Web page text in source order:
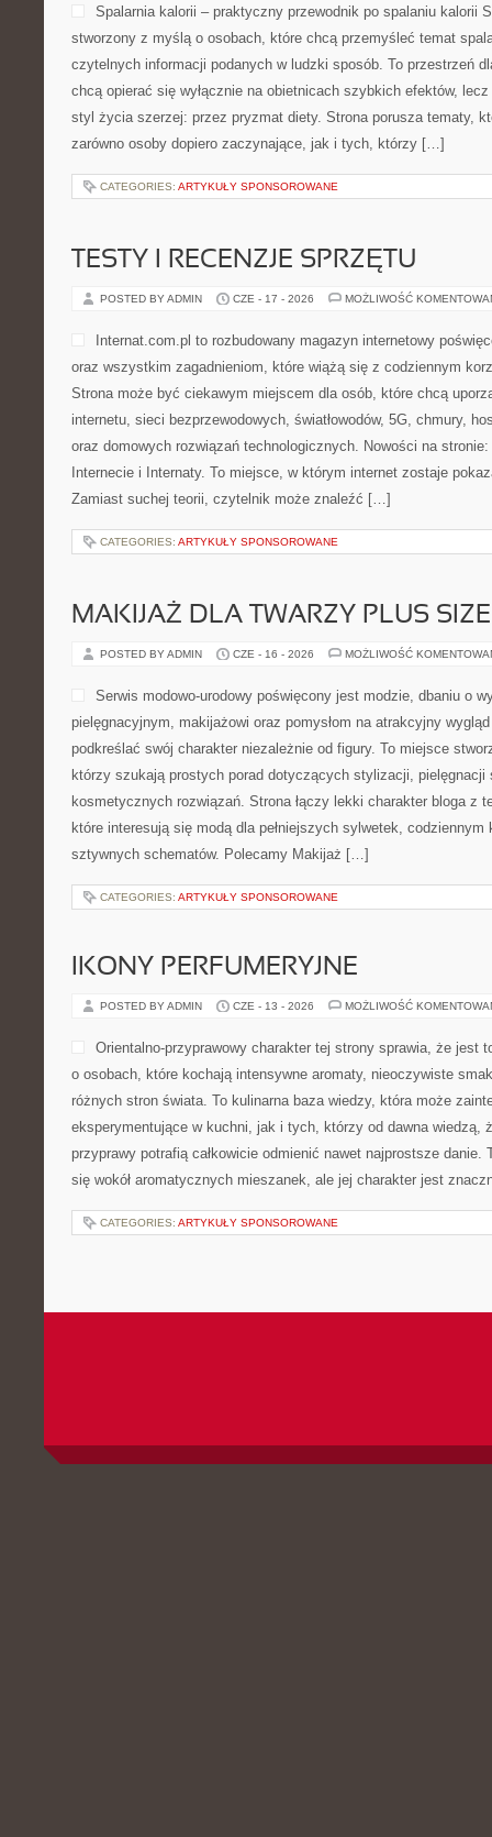
Spalarnia kalorii – praktyczny przewodnik po spalaniu kalorii
stworzony z myślą o osobach, które chcą przemyśleć temat
czytelnych informacji podanych w ludzki sposób. To przestrzeń
chcą opierać się wyłącznie na obietnicach szybkich efektów,
styl życia szerzej: przez pryzmat diety. Strona porusza tematy,
zarówno osoby dopiero zaczynające, jak i tych, którzy […]
CATEGORIES: ARTYKUŁY SPONSOROWANE
TESTY I RECENZJE SPRZĘTU
POSTED BY ADMIN CZE - 17 - 2026 MOŻLIWOŚĆ
Internat.com.pl to rozbudowany magazyn internetowy
oraz wszystkim zagadnieniom, które wiążą się z codziennym
Strona może być ciekawym miejscem dla osób, które chcą
internetu, sieci bezprzewodowych, światłowodów, 5G, chmury,
oraz domowych rozwiązań technologicznych. Nowości na
Internecie i Internaty. To miejsce, w którym internet zostaje
Zamiast suchej teorii, czytelnik może znaleźć […]
CATEGORIES: ARTYKUŁY SPONSOROWANE
MAKIJAŻ DLA TWARZY PLUS SIZE
POSTED BY ADMIN CZE - 16 - 2026 MOŻLIWOŚĆ
Serwis modowo-urodowy poświęcony jest modzie, dbaniu o
pielęgnacyjnym, makijażowi oraz pomysłom na atrakcyjny
podkreślać swój charakter niezależnie od figury. To miejsce
którzy szukają prostych porad dotyczących stylizacji, pielęgnacji
kosmetycznych rozwiązań. Strona łączy lekki charakter bloga z
które interesują się modą dla pełniejszych sylwetek, codziennym
sztywnych schematów. Polecamy Makijaż […]
CATEGORIES: ARTYKUŁY SPONSOROWANE
IKONY PERFUMERYJNE
POSTED BY ADMIN CZE - 13 - 2026 MOŻLIWOŚĆ
Orientalno-przyprawowy charakter tej strony sprawia, że jest
o osobach, które kochają intensywne aromaty, nieoczywiste
różnych stron świata. To kulinarna baza wiedzy, która może
eksperymentujące w kuchni, jak i tych, którzy od dawna wiedzą,
przyprawy potrafią całkowicie odmienić nawet najprostsze danie.
się wokół aromatycznych mieszanek, ale jej charakter jest
CATEGORIES: ARTYKUŁY SPONSOROWANE